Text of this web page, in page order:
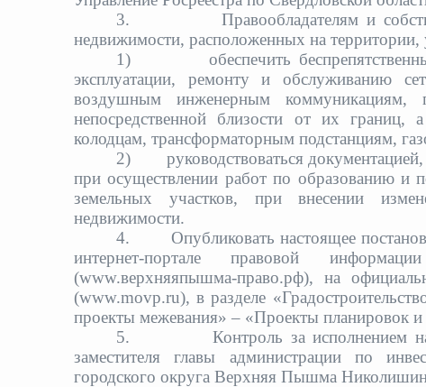
3.
Правообладателям и
недвижимости, расположенных на территории,
1)
обеспечить
эксплуатации, ремонту и обслуживанию
воздушным инженерным
непосредственной близости от их
колодцам, трансформаторным подстанциям,
2)
руководствоваться
при осуществлении работ по образованию и
земельных участков, при внесении
недвижимости.
4.
Опубликовать настоящее
интернет-портале правовой
(www.верхняяпышма-право.рф), на
(www.movp.ru), в разделе
проекты межевания» – «Проекты
5.
Контроль за исполнением
заместителя главы администрации по
городского округа Верхняя Пышма